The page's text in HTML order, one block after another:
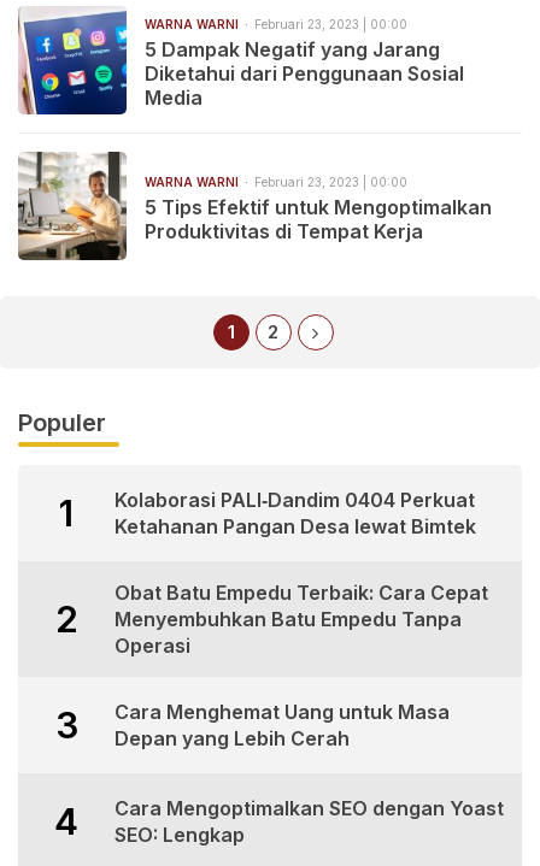
WARNA WARNI Februari 23, 2023 | 00:00
5 Dampak Negatif yang Jarang
Diketahui dari Penggunaan Sosial
Media
WARNA WARNI Februari 23, 2023 | 00:00
5 Tips Efektif untuk Mengoptimalkan
Produktivitas di Tempat Kerja
1 2
Populer
1
Kolaborasi PALI‑Dandim 0404 Perkuat
Ketahanan Pangan Desa lewat Bimtek
2
Obat Batu Empedu Terbaik: Cara Cepat
Menyembuhkan Batu Empedu Tanpa
Operasi
3
Cara Menghemat Uang untuk Masa
Depan yang Lebih Cerah
4
Cara Mengoptimalkan SEO dengan Yoast
SEO: Lengkap